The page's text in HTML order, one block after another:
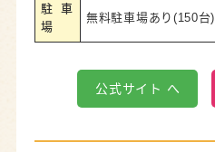
駐車
場
無料駐車場あり(150台)
公式サイト へ